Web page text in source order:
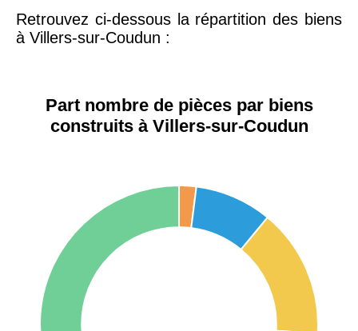
Toulon 3 018 € 4 284 €
38000 - Grenoble 3 382 €
Retrouvez ci-dessous la répartition des biens
à Villers-sur-Coudun :
Part nombre de pièces par biens
construits à Villers-sur-Coudun